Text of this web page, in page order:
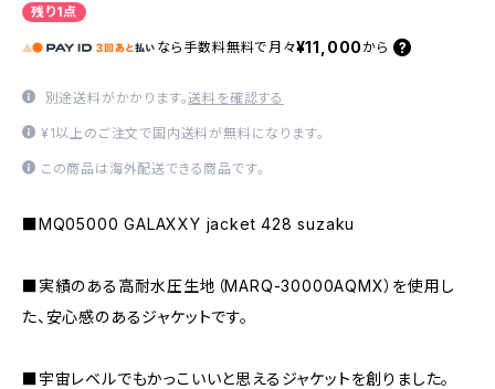
残り1点
なら 手数料無料で 月々¥11,000 から
別途送料がかかります。送料を確認する
¥1以上のご注文で国内送料が無料になります。
この商品は海外配送できる商品です。
■MQ05000 GALAXXY jacket 428 suzaku
■実績のある高耐水圧生地（MARQ-30000AQMX）を使用し
た、安心感のあるジャケットです。
■宇宙レベルでもかっこいいと思えるジャケットを創りました。